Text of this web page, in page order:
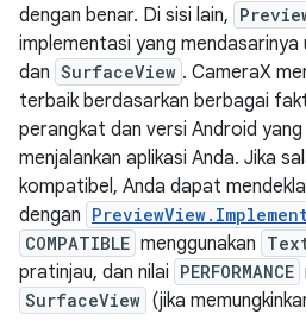
dengan benar. Di sisi lain,
implementasi yang mendasarinya
dan SurfaceView . CameraX
terbaik berdasarkan berbagai
perangkat dan versi Android yang
menjalankan aplikasi Anda. Jika
kompatibel, Anda dapat
dengan
COMPATIBLE menggunakan
pratinjau, dan nilai PERFORMANCE
SurfaceView (jika